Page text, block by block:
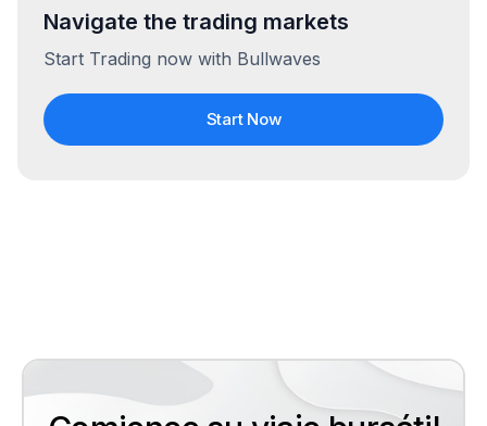
Navigate the trading markets
Start Trading now with Bullwaves
Start Now